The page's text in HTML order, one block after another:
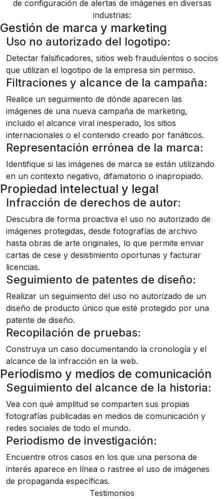
de configuración de alertas de imágenes en diversas
industrias:
Gestión de marca y marketing
Uso no autorizado del logotipo:
Detectar falsificadores, sitios web fraudulentos o socios
que utilizan el logotipo de la empresa sin permiso.
Filtraciones y alcance de la campaña:
Realice un seguimiento de dónde aparecen las
imágenes de una nueva campaña de marketing,
incluido el alcance viral inesperado, los sitios
internacionales o el contenido creado por fanáticos.
Representación errónea de la marca:
Identifique si las imágenes de marca se están utilizando
en un contexto negativo, difamatorio o inapropiado.
Propiedad intelectual y legal
Infracción de derechos de autor:
Descubra de forma proactiva el uso no autorizado de
imágenes protegidas, desde fotografías de archivo
hasta obras de arte originales, lo que permite enviar
cartas de cese y desistimiento oportunas y facturar
licencias.
Seguimiento de patentes de diseño:
Realizar un seguimiento del uso no autorizado de un
diseño de producto único que esté protegido por una
patente de diseño.
Recopilación de pruebas:
Construya un caso documentando la cronología y el
alcance de la infracción en la web.
Periodismo y medios de comunicación
Seguimiento del alcance de la historia:
Vea con qué amplitud se comparten sus propias
fotografías publicadas en medios de comunicación y
redes sociales de todo el mundo.
Periodismo de investigación:
Encuentre otros casos en los que una persona de
interés aparece en línea o rastree el uso de imágenes
de propaganda específicas.
Testimonios